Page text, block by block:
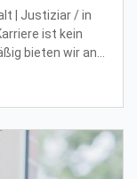
| Justiziar / in
ist kein
bieten wir an